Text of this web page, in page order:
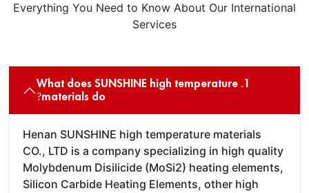
Everything You Need to Know About Our International
Services
1. What does SUNSHINE high temperature
materials do?
Henan SUNSHINE high temperature materials
CO., LTD is a company specializing in high quality
Molybdenum Disilicide (MoSi2) heating elements,
Silicon Carbide Heating Elements, other high